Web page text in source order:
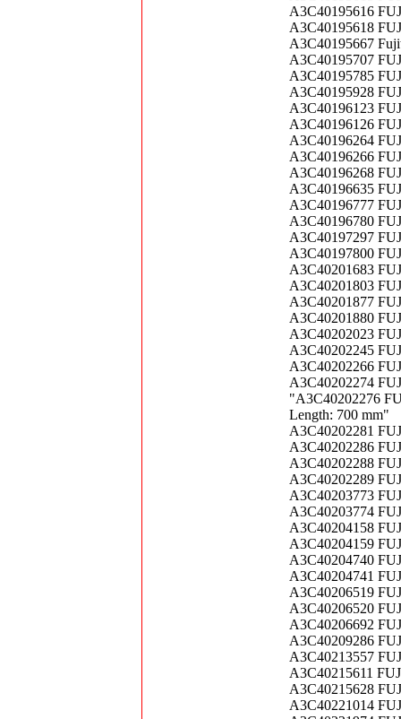
A3C40195616
A3C40195618
A3C40195667
A3C40195707
A3C40195785
A3C40195928
A3C40196123
A3C40196126
A3C40196264
A3C40196266
A3C40196268
A3C40196635
A3C40196777
A3C40196780
A3C40197297
A3C40197800
A3C40201683
A3C40201803
A3C40201877
A3C40201880
A3C40202023
A3C40202245
A3C40202266
A3C40202274
"A3C40202276
Length: 700 mm"
A3C40202281
A3C40202286
A3C40202288
A3C40202289
A3C40203773
A3C40203774
A3C40204158
A3C40204159
A3C40204740
A3C40204741
A3C40206519
A3C40206520
A3C40206692
A3C40209286
A3C40213557
A3C40215611
A3C40215628
A3C40221014